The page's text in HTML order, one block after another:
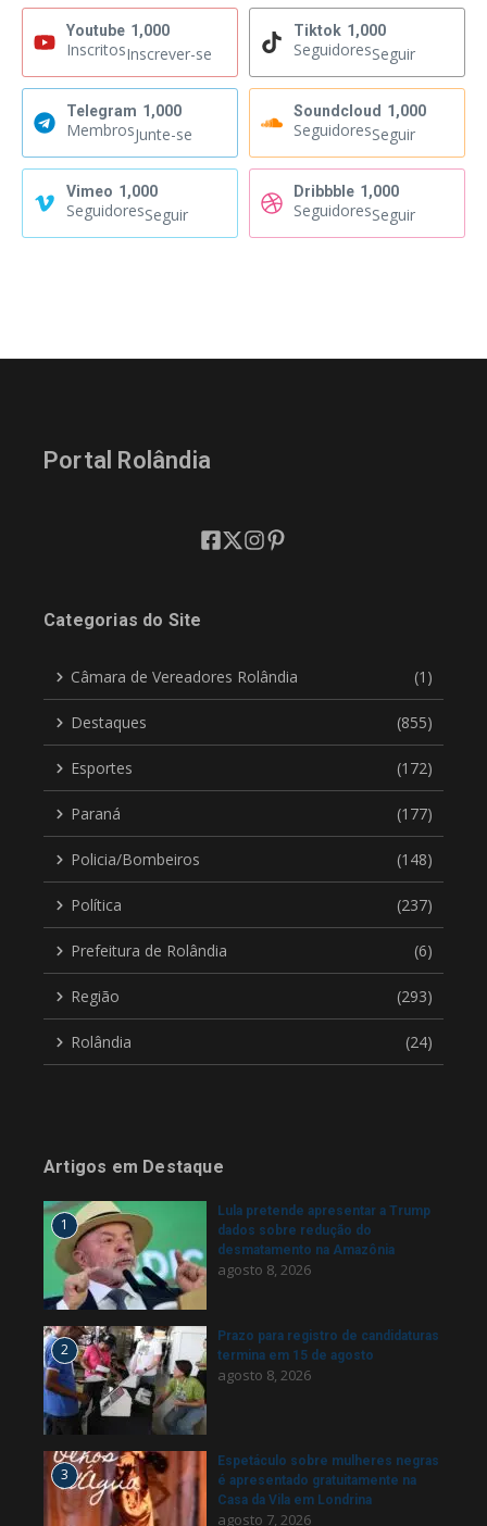
Youtube 1,000
InscritosInscrever-se
Tiktok 1,000
SeguidoresSeguir
Telegram 1,000
MembrosJunte-se
Soundcloud 1,000
SeguidoresSeguir
Vimeo 1,000
SeguidoresSeguir
Dribbble 1,000
SeguidoresSeguir
Portal Rolândia
Categorias do Site
Câmara de Vereadores Rolândia (1)
Destaques (855)
Esportes (172)
Paraná (177)
Policia/Bombeiros (148)
Política (237)
Prefeitura de Rolândia (6)
Região (293)
Rolândia (24)
Artigos em Destaque
1
Lula pretende apresentar a Trump
dados sobre redução do
desmatamento na Amazônia
agosto 8, 2026
2
Prazo para registro de candidaturas
termina em 15 de agosto
agosto 8, 2026
3
Espetáculo sobre mulheres negras
é apresentado gratuitamente na
Casa da Vila em Londrina
agosto 7, 2026